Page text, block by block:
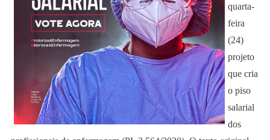
quarta-
feira
(24)
projeto
que cria
o piso
salarial
dos